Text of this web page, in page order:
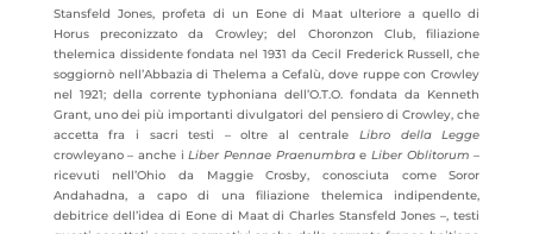
Stansfeld Jones, profeta di un Eone di Maat ulteriore a quello di
Horus preconizzato da Crowley; del Choronzon Club, filiazione
thelemica dissidente fondata nel 1931 da Cecil Frederick Russell, che
soggiornò nell’Abbazia di Thelema a Cefalù, dove ruppe con Crowley
nel 1921; della corrente typhoniana dell’O.T.O. fondata da Kenneth
Grant, uno dei più importanti divulgatori del pensiero di Crowley, che
accetta fra i sacri testi – oltre al centraleLibro della Legge
crowleyano – anche iLiber Pennae Praenumbrae Liber Oblitorum –
ricevuti nell’Ohio da Maggie Crosby, conosciuta come Soror
Andahadna, a capo di una filiazione thelemica indipendente,
debitrice dell’idea di Eone di Maat di Charles Stansfeld Jones –, testi